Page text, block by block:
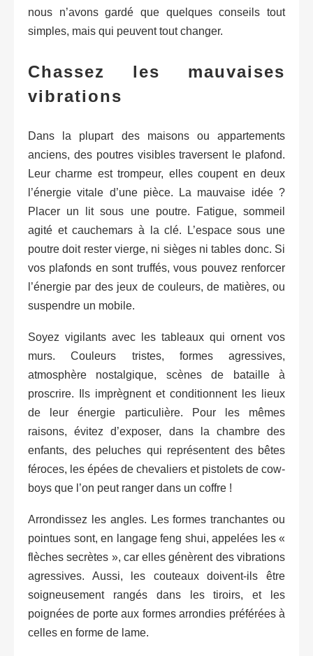
nous n’avons gardé que quelques conseils tout
simples, mais qui peuvent tout changer.
Chassez les mauvaises
vibrations
Dans la plupart des maisons ou appartements
anciens, des poutres visibles traversent le plafond.
Leur charme est trompeur, elles coupent en deux
l’énergie vitale d’une pièce. La mauvaise idée ?
Placer un lit sous une poutre. Fatigue, sommeil
agité et cauchemars à la clé. L’espace sous une
poutre doit rester vierge, ni sièges ni tables donc. Si
vos plafonds en sont truffés, vous pouvez renforcer
l’énergie par des jeux de couleurs, de matières, ou
suspendre un mobile.
Soyez vigilants avec les tableaux qui ornent vos
murs. Couleurs tristes, formes agressives,
atmosphère nostalgique, scènes de bataille à
proscrire. Ils imprègnent et conditionnent les lieux
de leur énergie particulière. Pour les mêmes
raisons, évitez d’exposer, dans la chambre des
enfants, des peluches qui représentent des bêtes
féroces, les épées de chevaliers et pistolets de cow-
boys que l’on peut ranger dans un coffre !
Arrondissez les angles. Les formes tranchantes ou
pointues sont, en langage feng shui, appelées les «
flèches secrètes », car elles génèrent des vibrations
agressives. Aussi, les couteaux doivent-ils être
soigneusement rangés dans les tiroirs, et les
poignées de porte aux formes arrondies préférées à
celles en forme de lame.